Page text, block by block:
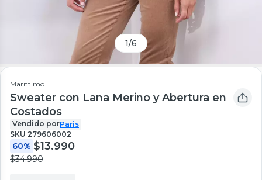
1/6
Marittimo
Sweater con Lana Merino y Abertura en
Costados
Vendido porParis
SKU 279606002
60% $13.990
$34.990